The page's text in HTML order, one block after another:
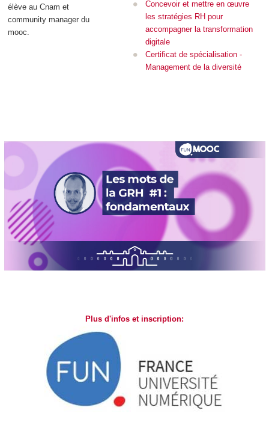
élève au Cnam et
community manager du
mooc
Concevoir et mettre en œuvre
les stratégies RH pour
accompagner la transformation
digitale
Certificat de spécialisation -
Management de la diversité
Plus d'infos et inscription: